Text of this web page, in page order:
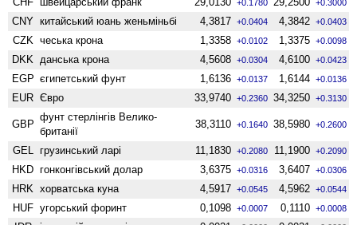
+0.1780 +0.3000
CNY китайський юань женьмiньбi 4,3817 +0.0404 4,3842 +0.0403
CZK чеська крона 1,3358 +0.0102 1,3375 +0.0098
DKK данська крона 4,5608 +0.0304 4,6100 +0.0423
EGP єгипетський фунт 1,6136 +0.0137 1,6144 +0.0136
EUR Євро 33,9740 +0.2360 34,3250 +0.3130
GBP
фунт стерлінгів Велико­
британії
38,3110 +0.1640 38,5980 +0.2600
GEL грузинський ларі 11,1830 +0.2080 11,1900 +0.2090
HKD гонконгівський долар 3,6375 +0.0316 3,6407 +0.0306
HRK хорватська куна 4,5917 +0.0545 4,5962 +0.0544
HUF угорський форинт 0,1098 +0.0007 0,1110 +0.0008